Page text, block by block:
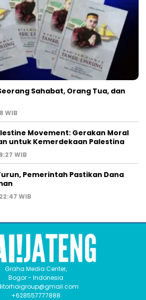
Sahabat, Orang Tua, dan
WIB
Movement: Gerakan Moral
untuk Kemerdekaan Palestina
WIB
Pemerintah Pastikan Dana
WIB
Graha Media Center,
Bogor - Indonesia
+628557777888